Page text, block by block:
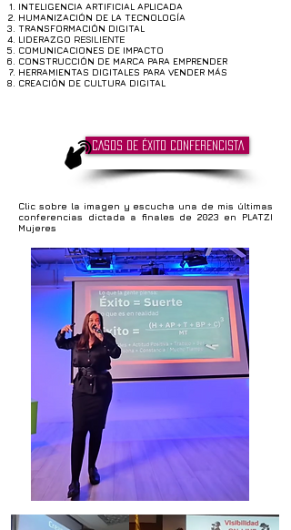
INTELIGENCIA ARTIFICIAL APLICADA
HUMANIZACIÓN DE LA TECNOLOGÍA
TRANSFORMACIÓN DIGITAL
LIDERAZGO RESILIENTE
COMUNICACIONES DE IMPACTO
CONSTRUCCIÓN DE MARCA PARA EMPRENDER
HERRAMIENTAS DIGITALES PARA VENDER MÁS
CREACIÓN DE CULTURA DIGITAL
Clic sobre la imagen y escucha una de mis últimas
conferencias dictada a finales de 2023 en PLATZI
Mujeres
CASOS DE ÉXITO CONFERENCISTA